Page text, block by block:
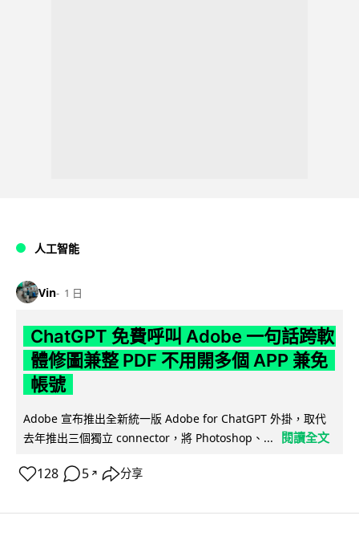
人工智能
Vin 1 日
ChatGPT 免費呼叫 Adobe 一句話跨軟
體修圖兼整 PDF 不用開多個 APP 兼免
帳號
Adobe 宣布推出全新統一版 Adobe for ChatGPT 外掛，取代
去年推出三個獨立 connector，將 Photoshop、...
閱讀全文
128 5 ↗ 分享